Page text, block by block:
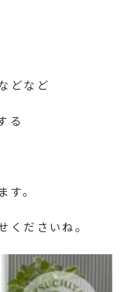
どなど
る
す。
ださいね。